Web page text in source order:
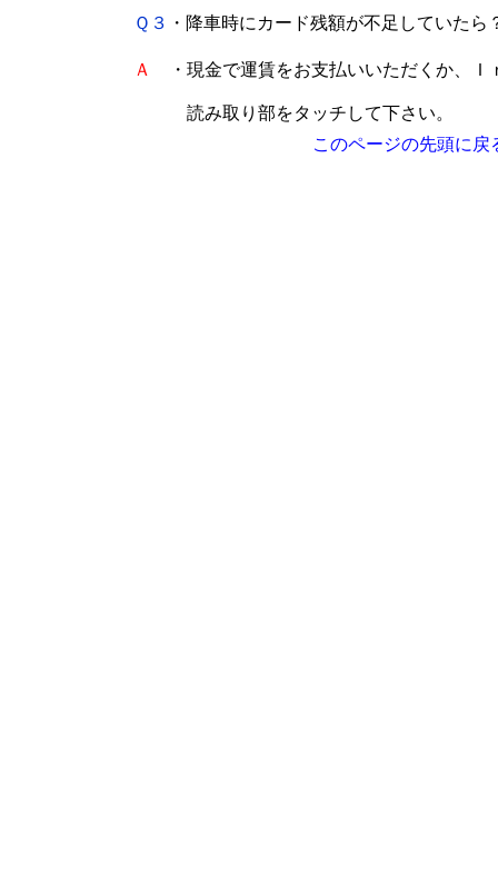
Ｑ３ ・降車時にカード残額が不足していたら
Ａ ・現金で運賃をお支払いいただくか、Ｉ
読み取り部をタッチして下さい。
このページの先頭に戻